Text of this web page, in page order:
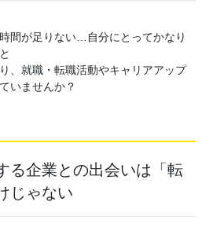
間が足りない…自分にとってかなり
、就職・転職活動やキャリアアップ
いませんか？
企業との出会いは「 転
じゃない